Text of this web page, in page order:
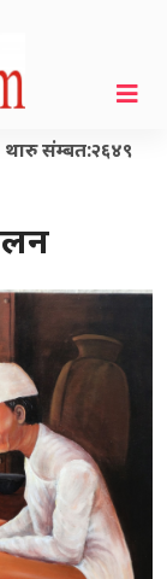
थारु संम्बत:२६४९